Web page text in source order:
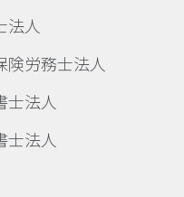
法人
険労務士法人
士法人
士法人